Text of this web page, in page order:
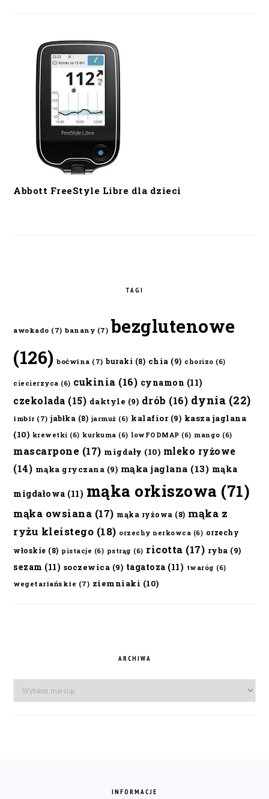
Abbott FreeStyle Libre dla dzieci
TAGI
awokado (7) banany (7) bezglutenowe
(126) boćwina (7) buraki (8) chia (9) chorizo (6)
ciecierzyca (6) cukinia (16) cynamon (11)
czekolada (15) daktyle (9) drób (16) dynia (22)
imbir (7) jabłka (8) jarmuż (6) kalafior(9) kasza jaglana
(10) krewetki (6) kurkuma (6) lowFODMAP (6) mango (6)
mascarpone (17) migdały (10) mleko ryżowe
(14) mąka gryczana (9) mąka jaglana (13) mąka
migdałowa (11) mąka orkiszowa (71)
mąka owsiana (17) mąka ryżowa (8) mąka z
ryżu kleistego (18) orzechy nerkowca (6) orzechy
włoskie (8) pistacje (6) pstrąg (6) ricotta (17) ryba (9)
sezam (11) soczewica (9) tagatoza (11) twaróg (6)
wegetariańskie (7) ziemniaki (10)
ARCHIWA
Archiwa
INFORMACJE